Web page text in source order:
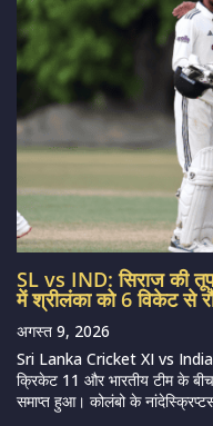
SL vs IND: सिराज की
में श्रीलंका को 6 विकेट से
अगस्त 9, 2026
Sri Lanka Cricket XI vs
क्रिकेट 11 और भारतीय टीम के
समाप्त हुआ। कोलंबो के